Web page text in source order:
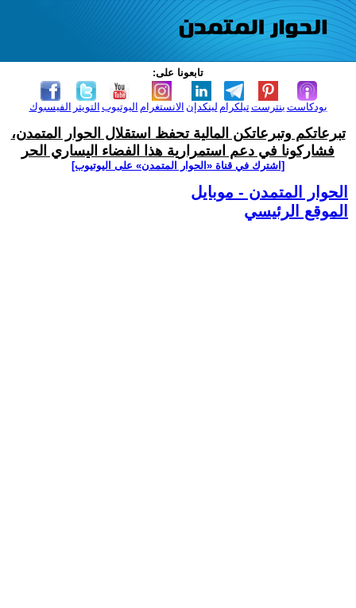
تابعونا على:
الفيسبوك التويتر اليوتيوب الانستغرام لينكدإن تيلكرامبنترست بودكاست
تبرعاتكم وتبرعاتكن المالية تحفظ استقلال الحوار المتمدن،
فشاركونا في دعم استمرارية هذا الفضاء اليساري الحر
[اشترك في قناة ‫«الحوار المتمدن» على اليوتيوب]
الحوار المتمدن - موبايل
الموقع الرئيسي